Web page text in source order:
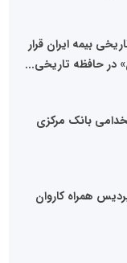
بیمه ایران قرار
در حافظه تاریخی...
بانک مرکزی
همراه کاروان